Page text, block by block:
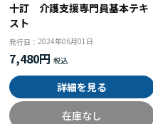
十訂 介護支援専門員基本テキ
スト
発行日：2024年06月01日
7,480円
詳細を見る
在庫なし